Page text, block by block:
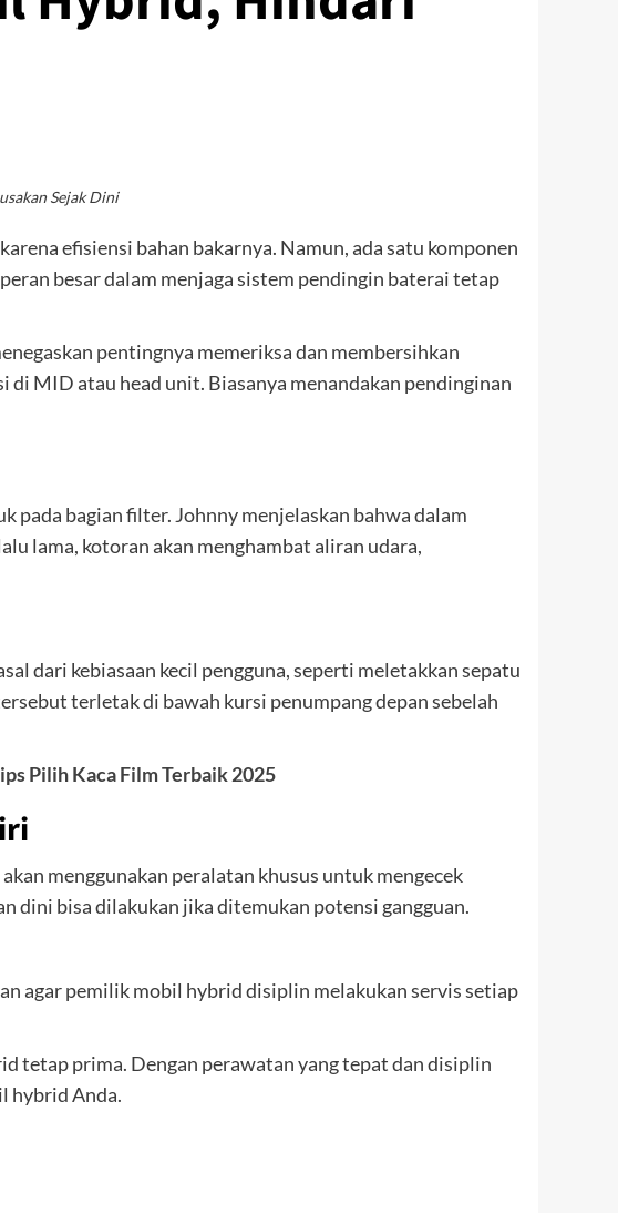
Sejak Dini
efisiensi bahan bakarnya. Namun, ada satu komponen
besar dalam menjaga sistem pendingin baterai tetap
pentingnya memeriksa dan membersihkan
MID atau head unit. Biasanya menandakan pendinginan
pada bagian filter. Johnny menjelaskan bahwa dalam
lama, kotoran akan menghambat aliran udara,
dari kebiasaan kecil pengguna, seperti meletakkan sepatu
terletak di bawah kursi penumpang depan sebelah
Pilih Kaca Film Terbaik 2025
menggunakan peralatan khusus untuk mengecek
dini bisa dilakukan jika ditemukan potensi gangguan.
agar pemilik mobil hybrid disiplin melakukan servis setiap
tetap prima. Dengan perawatan yang tepat dan disiplin
hybrid Anda.